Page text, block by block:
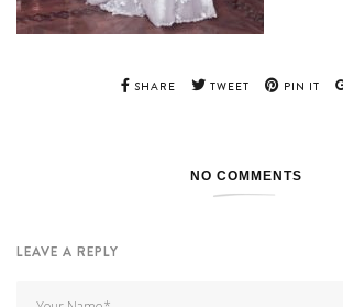
SHARE TWEET PIN IT
NO COMMENTS
LEAVE A REPLY